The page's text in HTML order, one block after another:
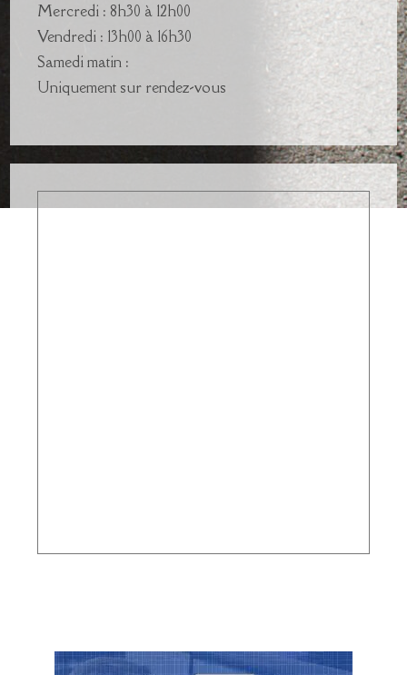
Mercredi : 8h30 à 12h00
Vendredi : 13h00 à 16h30
Samedi matin :
Uniquement sur rendez-vous